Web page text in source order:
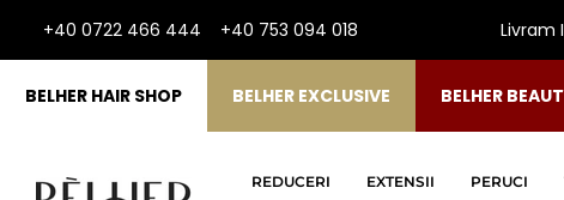
+40 0722 466 444 +40 753 094 018 Livram
BELHER HAIR SHOP BELHER EXCLUSIVE BELHER
REDUCERI EXTENSII PERUCI